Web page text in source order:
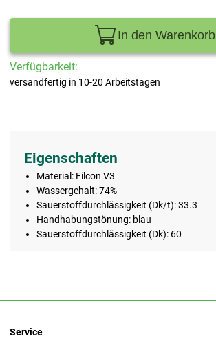
In den Warenkorb
Verfügbarkeit:
versandfertig in 10-20 Arbeitstagen
Eigenschaften
Material: Filcon V3
Wassergehalt: 74%
Sauerstoffdurchlässigkeit (Dk/t): 33.3
Handhabungstönung: blau
Sauerstoffdurchlässigkeit (Dk): 60
Service